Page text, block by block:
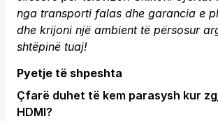
nga transporti falas dhe garancia e
dhe krijoni një ambient të përsosur
shtëpinë tuaj!
Pyetje të shpeshta
Çfarë duhet të kem parasysh kur
HDMI?